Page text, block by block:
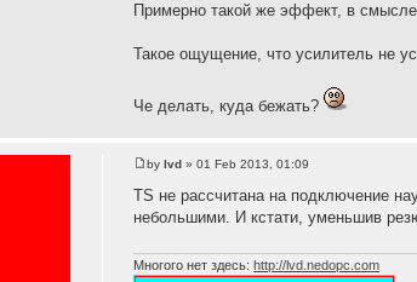
Примерно такой же эффект, в
Такое ощущение, что усилитель не
Че делать, куда бежать?
bylvd » 01 Feb 2013, 01:09
TS не рассчитана на подключение
небольшими. И кстати, уменьшив
Многого нет здесь: http://lvd.nedopc.com